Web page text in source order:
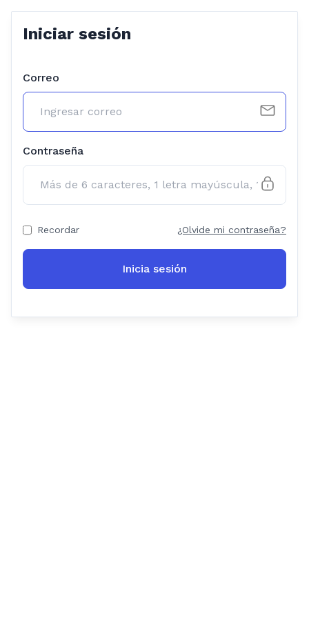
Iniciar sesión
Correo
Contraseña
Recordar ¿Olvide mi contraseña?